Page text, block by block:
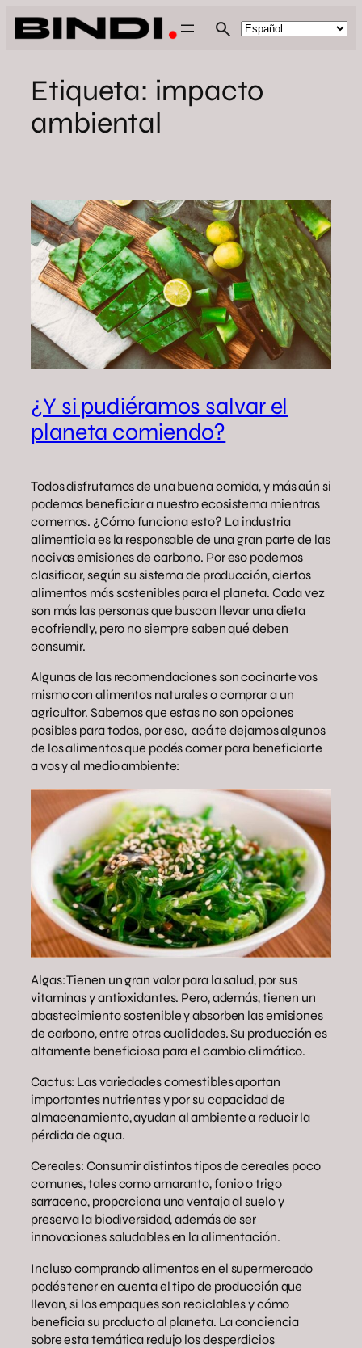
Saltar
al
Etiqueta: impacto
ambiental
¿Y si pudiéramos salvar el
planeta comiendo?
Todos disfrutamos de una buena comida, y más aún si
podemos beneficiar a nuestro ecosistema mientras
comemos. ¿Cómo funciona esto? La industria
alimenticia es la responsable de una gran parte de las
nocivas emisiones de carbono. Por eso podemos
clasificar, según su sistema de producción, ciertos
alimentos más sostenibles para el planeta. Cada vez
son más las personas que buscan llevar una dieta
ecofriendly, pero no siempre saben qué deben
consumir.
Algunas de las recomendaciones son cocinarte vos
mismo con alimentos naturales o comprar a un
agricultor. Sabemos que estas no son opciones
posibles para todos, por eso, acá te dejamos algunos
de los alimentos que podés comer para beneficiarte
a vos y al medio ambiente:
Algas: Tienen un gran valor para la salud, por sus
vitaminas y antioxidantes. Pero, además, tienen un
abastecimiento sostenible y absorben las emisiones
de carbono, entre otras cualidades. Su producción es
altamente beneficiosa para el cambio climático.
Cactus: Las variedades comestibles aportan
importantes nutrientes y por su capacidad de
almacenamiento, ayudan al ambiente a reducir la
pérdida de agua.
Cereales: Consumir distintos tipos de cereales poco
comunes, tales como amaranto, fonio o trigo
sarraceno, proporciona una ventaja al suelo y
preserva la biodiversidad, además de ser
innovaciones saludables en la alimentación.
Incluso comprando alimentos en el supermercado
podés tener en cuenta el tipo de producción que
llevan, si los empaques son reciclables y cómo
beneficia su producto al planeta. La conciencia
sobre esta temática redujo los desperdicios